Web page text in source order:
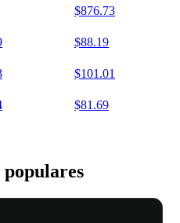
$876.73
$88.19
$101.01
$81.69